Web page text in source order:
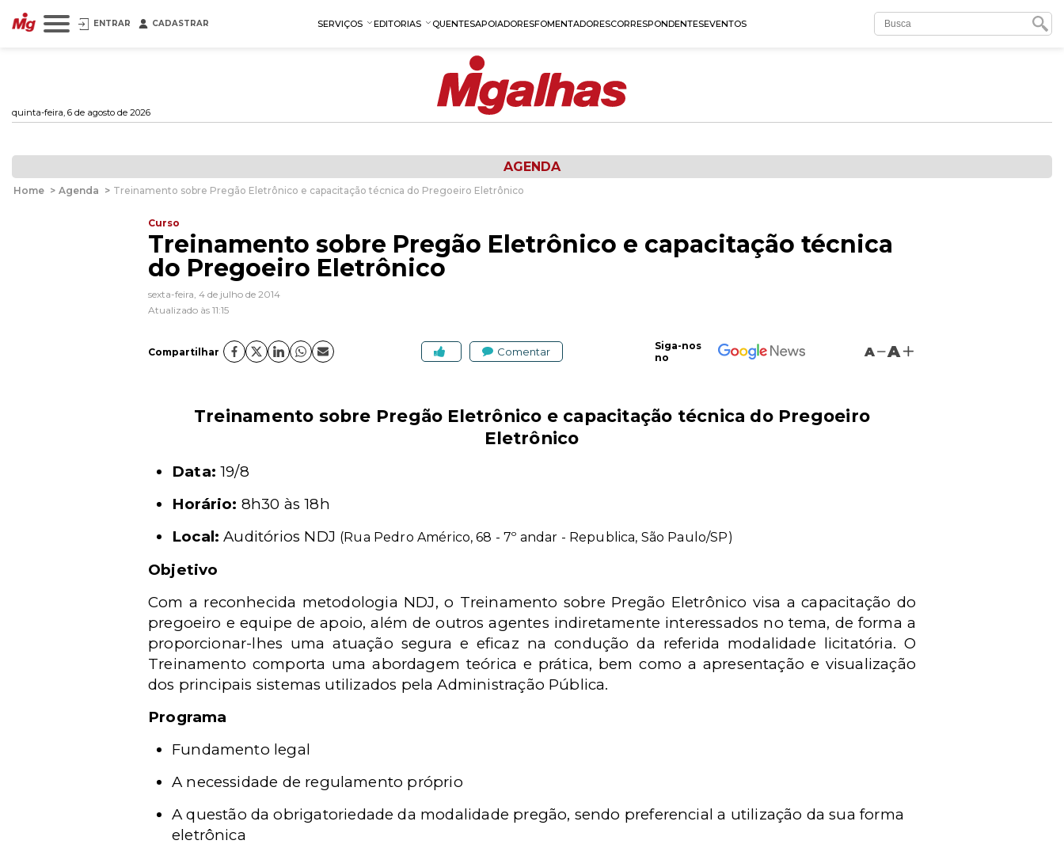
ENTRAR CADASTRAR SERVIÇOS EDITORIAS QUENTESAPOIADORESFOMENTADORESCORRESPONDENTESEVENTOS
quinta-feira, 6 de agosto de 2026
AGENDA
Home > Agenda > Treinamento sobre Pregão Eletrônico e capacitação técnica do Pregoeiro Eletrônico
Curso
Treinamento sobre Pregão Eletrônico e capacitação técnica
do Pregoeiro Eletrônico
sexta-feira, 4 de julho de 2014
Atualizado às 11:15
Compartilhar Comentar
Siga-nos
no
A A
Treinamento sobre Pregão Eletrônico e capacitação técnica do Pregoeiro
Eletrônico
Data: 19/8
Horário: 8h30 às 18h
Local: Auditórios NDJ (Rua Pedro Américo, 68 - 7º andar - Republica, São Paulo/SP)
Objetivo
Com a reconhecida metodologia NDJ, o Treinamento sobre Pregão Eletrônico visa a capacitação do
pregoeiro e equipe de apoio, além de outros agentes indiretamente interessados no tema, de forma a
proporcionar-lhes uma atuação segura e eficaz na condução da referida modalidade licitatória. O
Treinamento comporta uma abordagem teórica e prática, bem como a apresentação e visualização
dos principais sistemas utilizados pela Administração Pública.
Programa
Fundamento legal
A necessidade de regulamento próprio
A questão da obrigatoriedade da modalidade pregão, sendo preferencial a utilização da sua forma
eletrônica